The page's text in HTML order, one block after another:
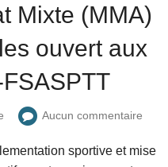
Mixte (MMA)
ouvert aux
Aucun commentaire
sportive et mise